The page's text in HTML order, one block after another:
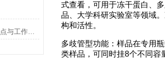
分配型智能蠕动泵的功能特点与工作模式介绍
式查看，可用于冻干蛋白、
品、大学科研实验室等领域
构和活性。
多歧管型功能：样品在专用
类样品，可同时挂8个不同容